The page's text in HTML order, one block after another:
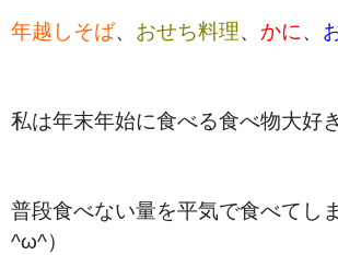
年越しそば、 おせち料理、 かに、
私は年末年始に食べる食べ物大好き
普段食べない量を平気で食べてし
^ω^）